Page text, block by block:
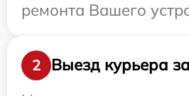
ремонта Вашего
2
Выезд курьера